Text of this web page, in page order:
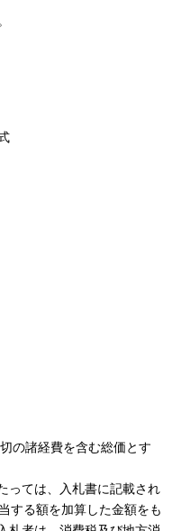
の諸経費を含む総価とす
っては、入札書に記載され
する額を加算した金額をも